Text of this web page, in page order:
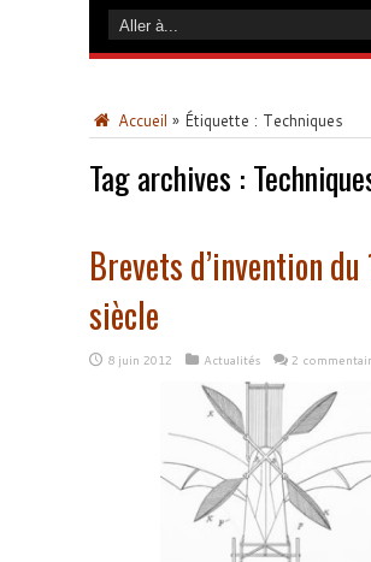
Accueil » Étiquette : Techniques
Tag archives :
Brevets d’invention du
siècle
8 juin 2012 Actualités 2